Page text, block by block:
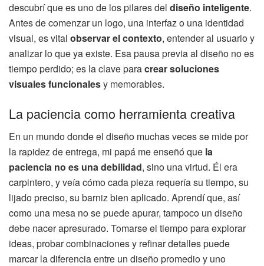
descubrí que es uno de los pilares del diseño inteligente.
Antes de comenzar un logo, una interfaz o una identidad
visual, es vital observar el contexto, entender al usuario y
analizar lo que ya existe. Esa pausa previa al diseño no es
tiempo perdido; es la clave paracrear soluciones
visuales funcionalesy memorables.
La paciencia como herramienta creativa
En un mundo donde el diseño muchas veces se mide por
la rapidez de entrega, mi papá me enseñó que la
paciencia no es una debilidad, sino una virtud. Él era
carpintero, y veía cómo cada pieza requería su tiempo, su
lijado preciso, su barniz bien aplicado. Aprendí que, así
como una mesa no se puede apurar, tampoco un diseño
debe nacer apresurado. Tomarse el tiempo para explorar
ideas, probar combinaciones y refinar detalles puede
marcar la diferencia entre un diseño promedio y uno